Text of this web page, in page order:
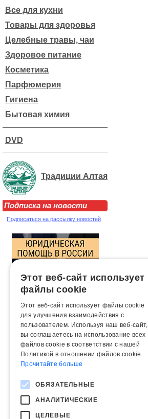
Все для кухни
Товары для здоровья
Целебные травы, чаи
Здоровое питание
Косметика
Парфюмерия
Гигиена
Бытовая химия
DVD
Традиции Алтая
Подписка на новости
Подписаться на рассылку новостей
Этот веб-сайт использует
файлы cookie
Этот веб-сайт использует файлы cookie
для улучшения взаимодействия с
пользователем. Используя наш веб-сайт,
вы соглашаетесь на использование всех
файлов cookie в соответствии с нашей
Политикой в ​​отношении файлов cookie.
Прочитайте больше
ОБЯЗАТЕЛЬНЫЕ
АНАЛИТИЧЕСКИЕ
ЦЕЛЕВЫЕ